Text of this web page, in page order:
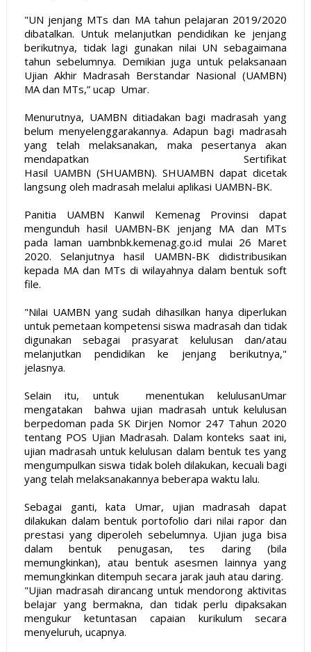
"UN jenjang MTs dan MA tahun pelajaran 2019/2020
dibatalkan. Untuk melanjutkan pendidikan ke jenjang
berikutnya, tidak lagi gunakan nilai UN sebagaimana
tahun sebelumnya. Demikian juga untuk pelaksanaan
Ujian Akhir Madrasah Berstandar Nasional (UAMBN)
MA dan MTs,” ucap Umar.
Menurutnya, UAMBN ditiadakan bagi madrasah yang
belum menyelenggarakannya. Adapun bagi madrasah
yang telah melaksanakan, maka pesertanya akan
mendapatkan Sertifikat
Hasil UAMBN (SHUAMBN). SHUAMBN dapat dicetak
langsung oleh madrasah melalui aplikasi UAMBN-BK.
Panitia UAMBN Kanwil Kemenag Provinsi dapat
mengunduh hasil UAMBN-BK jenjang MA dan MTs
pada laman uambnbk.kemenag.go.id mulai 26 Maret
2020. Selanjutnya hasil UAMBN-BK didistribusikan
kepada MA dan MTs di wilayahnya dalam bentuk soft
file.
"Nilai UAMBN yang sudah dihasilkan hanya diperlukan
untuk pemetaan kompetensi siswa madrasah dan tidak
digunakan sebagai prasyarat kelulusan dan/atau
melanjutkan pendidikan ke jenjang berikutnya,"
jelasnya.
Selain itu, untuk menentukan kelulusanUmar
mengatakan bahwa ujian madrasah untuk kelulusan
berpedoman pada SK Dirjen Nomor 247 Tahun 2020
tentang POS Ujian Madrasah. Dalam konteks saat ini,
ujian madrasah untuk kelulusan dalam bentuk tes yang
mengumpulkan siswa tidak boleh dilakukan, kecuali bagi
yang telah melaksanakannya beberapa waktu lalu.
Sebagai ganti, kata Umar, ujian madrasah dapat
dilakukan dalam bentuk portofolio dari nilai rapor dan
prestasi yang diperoleh sebelumnya. Ujian juga bisa
dalam bentuk penugasan, tes daring (bila
memungkinkan), atau bentuk asesmen lainnya yang
memungkinkan ditempuh secara jarak jauh atau daring.
"Ujian madrasah dirancang untuk mendorong aktivitas
belajar yang bermakna, dan tidak perlu dipaksakan
mengukur ketuntasan capaian kurikulum secara
menyeluruh, ucapnya.